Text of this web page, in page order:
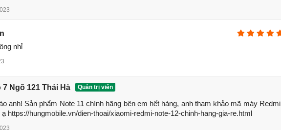
MMT và LiquidCool
nhỉ
7 Ngõ 121 Thái Hà Quản trị viên
anh! Sản phẩm Note 11 chính hãng bên em hết hàng, anh tham khảo mã máy Redmi
https://hungmobile.vn/dien-thoai/xiaomi-redmi-note-12-chinh-hang-gia-re.html